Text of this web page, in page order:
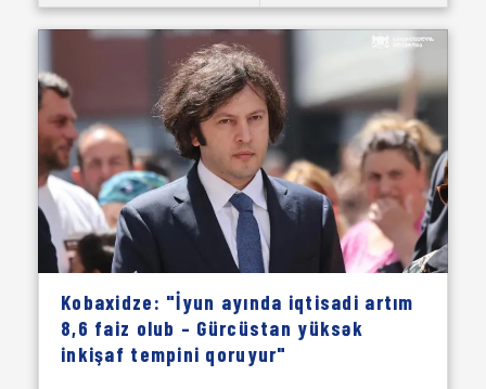
Kobaxidze: "İyun ayında iqtisadi artım
8,6 faiz olub – Gürcüstan yüksək
inkişaf tempini qoruyur"